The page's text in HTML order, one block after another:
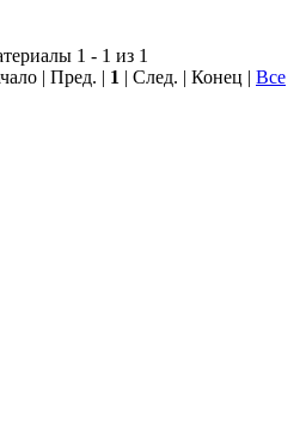
1 - 1 из 1
| Пред. | 1 | След. | Конец | Все